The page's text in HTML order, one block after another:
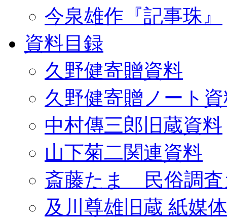
今泉雄作『記事珠』
資料目録
久野健寄贈資料
久野健寄贈ノート
中村傳三郎旧蔵資料
山下菊二関連資料
斎藤たま 民俗調査
及川尊雄旧蔵 紙媒